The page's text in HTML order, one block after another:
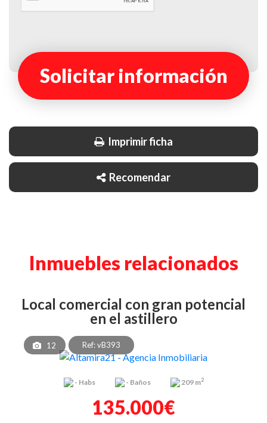
Solicitar información
Imprimir ficha
Recomendar
Inmuebles relacionados
local comercial con gran potencial
en el astillero
12 Ref: vB393
- Habs - Baños 209 m2
135.000€